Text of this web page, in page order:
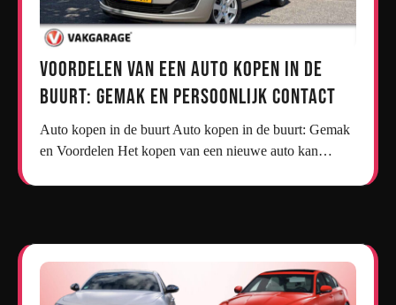
Voordelen van een Auto Kopen in de
Buurt: Gemak en Persoonlijk Contact
Auto kopen in de buurt Auto kopen in de buurt: Gemak
en Voordelen Het kopen van een nieuwe auto kan…